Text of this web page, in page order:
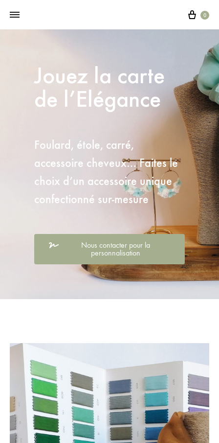
0
Jouez la carte
de l’Elégance
Foulard, étole, carré,
accessoire cheveux… Faites le
choix d’un accessoire unique
confectionné sur-mesure
Nous contacter pour la
personnalisation